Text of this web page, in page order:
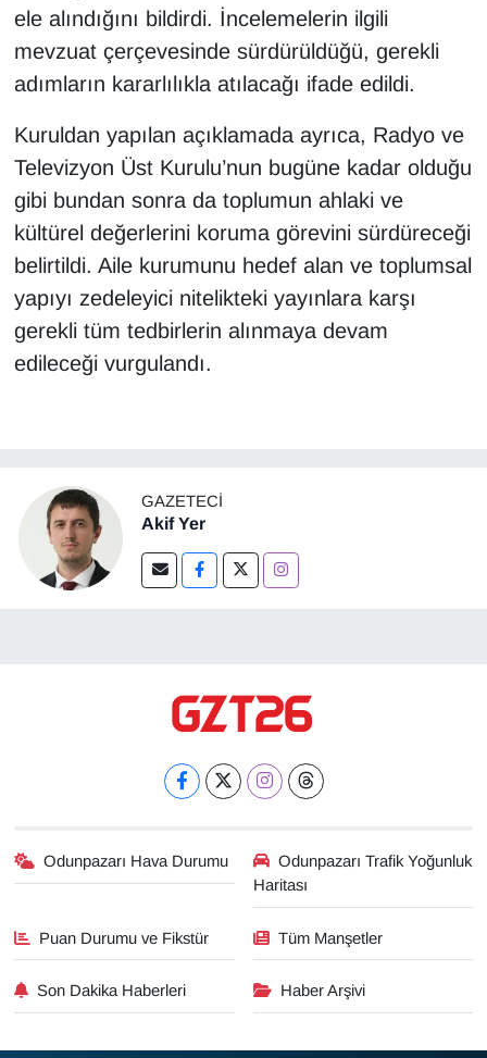
ele alındığını bildirdi. İncelemelerin ilgili
mevzuat çerçevesinde sürdürüldüğü, gerekli
adımların kararlılıkla atılacağı ifade edildi.
Kuruldan yapılan açıklamada ayrıca, Radyo ve
Televizyon Üst Kurulu’nun bugüne kadar olduğu
gibi bundan sonra da toplumun ahlaki ve
kültürel değerlerini koruma görevini sürdüreceği
belirtildi. Aile kurumunu hedef alan ve toplumsal
yapıyı zedeleyici nitelikteki yayınlara karşı
gerekli tüm tedbirlerin alınmaya devam
edileceği vurgulandı.
GAZETECI
Akif Yer
Odunpazarı Hava Durumu
Odunpazarı Trafik Yoğunluk
Haritası
Puan Durumu ve Fikstür Tüm Manşetler
Son Dakika Haberleri Haber Arşivi